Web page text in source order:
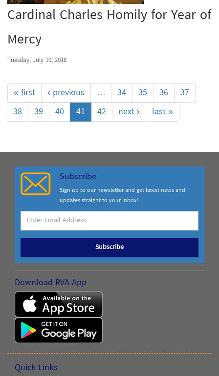
Cardinal Charles Homily for Year of
Mercy
Tuesday, July 10, 2018
« first ‹ previous … 34 35 36
37
38
39 40 41 42 next › last »
Subscribe
Sign up to our newsletter and get latest news and
updates straight to your inbox!
Subscribe
Download RVA App
Quick Links